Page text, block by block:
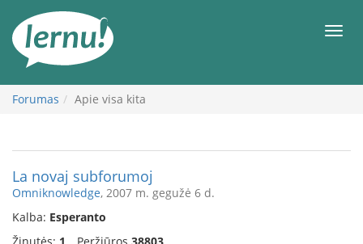
turinį
Forumas Apie visa kita
La novaj subforumoj
Omniknowledge, 2007 m. gegužė 6 d.
Kalba: Esperanto